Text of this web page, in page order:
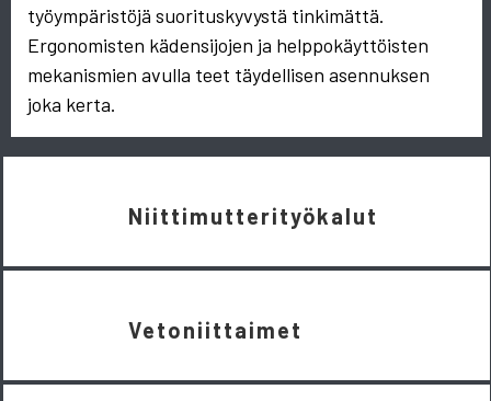
työympäristöjä suorituskyvystä tinkimättä.
Ergonomisten kädensijojen ja helppokäyttöisten
mekanismien avulla teet täydellisen asennuksen
joka kerta.
Niittimutterityökalut
Vetoniittaimet